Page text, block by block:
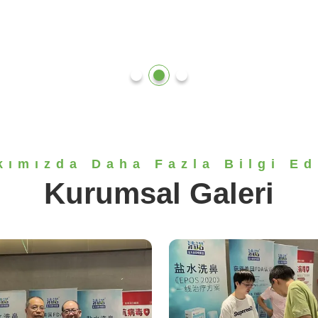
Daha Fazla Bilgi
Kurumsal Galeri